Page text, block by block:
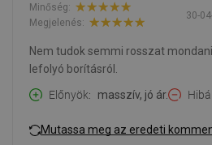
30-
Minőség:
Megjelenés:
Nem tudok semmi rosszat
lefolyó borításról.
Előnyök
masszív, jó ár.
Mutassa meg az eredeti